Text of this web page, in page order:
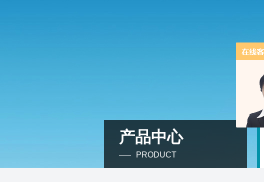
产品中心
PRODUCT